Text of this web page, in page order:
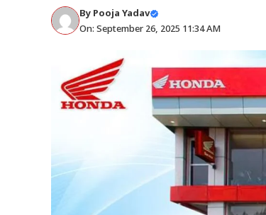
By Pooja Yadav
On: September 26, 2025 11:34 AM